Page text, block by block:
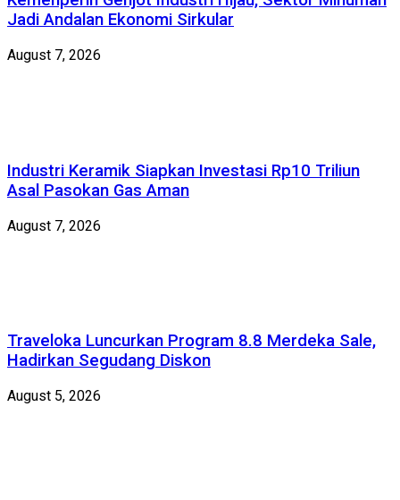
Jadi Andalan Ekonomi Sirkular
August 7, 2026
Industri Keramik Siapkan Investasi Rp10 Triliun
Asal Pasokan Gas Aman
August 7, 2026
Traveloka Luncurkan Program 8.8 Merdeka Sale,
Hadirkan Segudang Diskon
August 5, 2026